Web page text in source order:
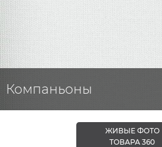
Компаньоны
ЖИВЫЕ ФОТО
ТОВАРА 360